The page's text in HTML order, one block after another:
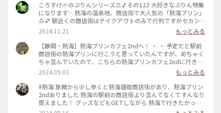
ころすけ🌱のぷりんシリーズ🍮🎵その123 大好きなぷりん特集
になります✨ 熱海の温泉地、商店街で大人気の「熱海プリン」
🍮💕 駅近くの商店街はテイクアウトのみで行列ですがセカン
ドカフェは空いていてイートインできます✨桶がテーブル代わ
りでトレードマークのカバのクッキー飾り付け🤍カバが生クリ
ームに埋もれぎみです🤭笑w それにしてもどうしてカバなの
でしょう😂 #熱海プリン #めちゃ人気 #まだバズり中 #カバ #
温泉地 #セカンド空いてておすすめ #旅先のぷりん最高すぎる
2024.11.21
もっとみる
【静岡・熱海】熱海プリンカフェ2ndへ！ ・ ・ 予定だと駅前
商店街の熱海プリンに行こうと思っていたんですが、めちゃく
ちゃ混んでいたので、こちらの熱海プリンカフェ2ndに行きま
した🍮 ・ まず店内が可愛い🩷雑貨が売っていたり、狭いです
がイートインスペースもあって、壁のイラストがカバや温泉イ
メージで可愛かったです。 ・ 念願の熱海プリンはテイクアウ
トで注文して、店内ではプリンソフトをいただきました。 ソフ
トクリーム部分に乗ってるキャラメルかな？食感があってよか
ったです。下の部分がプリンになっていて、甘くてとっても美
2024.09.03
もっとみる
#熱海 旅館から少し歩くと熱海銀座商店街があり、熱海プリン
2ndありました 熱海の駅前の商店街より混んでなくてすんなり
買えました！ グッズなどもGETしながら 熱海で行きたかった
美術館、熱海プリン しかし熱海も相当暑いです